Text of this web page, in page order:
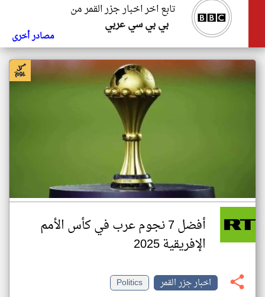
تابع اخر اخبار جزر القمر من
بي بي سي عربي
مصادر أخرى
أفضل 7 نجوم عرب في كأس الأمم
الإفريقية 2025
اخبار جزر القمر
Politics